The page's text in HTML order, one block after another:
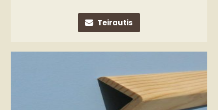
Teirautis